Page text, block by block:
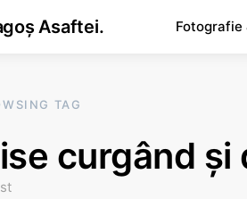
Asaftei. Fotografie
TAG
curgând